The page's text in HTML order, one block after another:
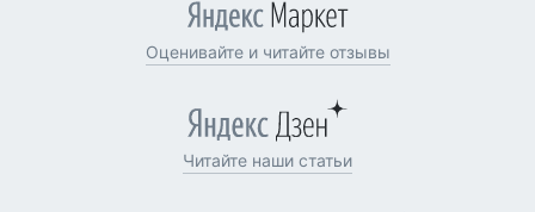
Оценивайте и читайте отзывы
Читайте наши статьи